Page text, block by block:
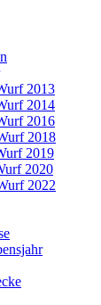
2013
2014
2016
2018
2019
2020
2022